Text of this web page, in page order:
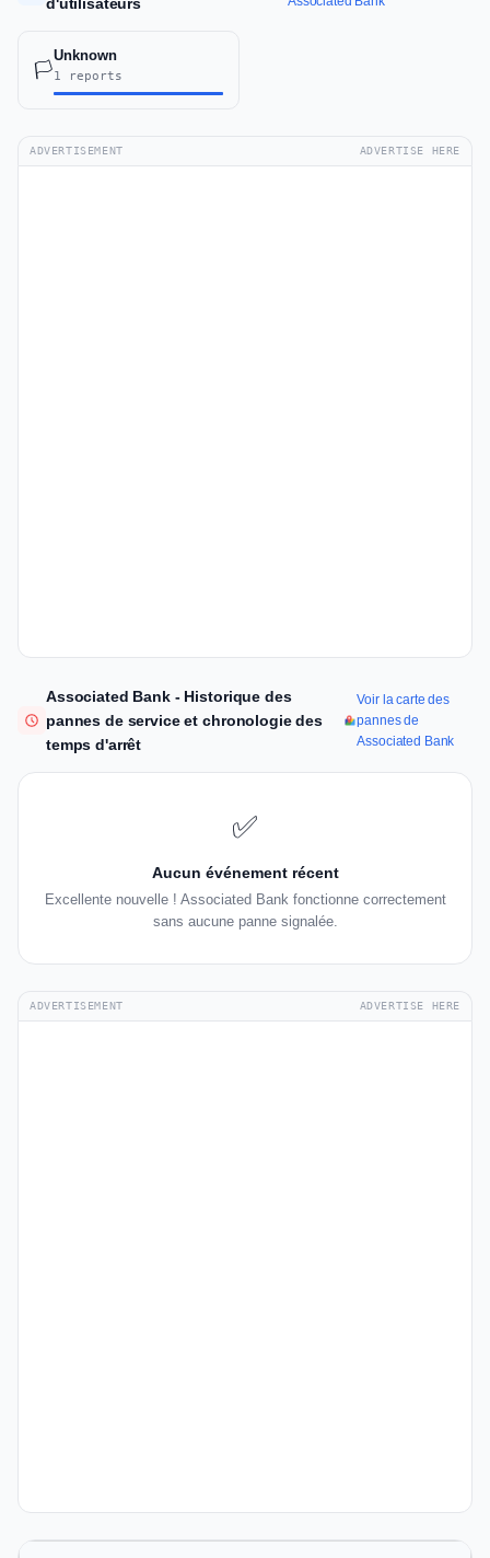
d'utilisateurs
🏳️
Unknown
1 reports
ADVERTISEMENT ADVERTISE HERE
Associated Bank - Historique des
pannes de service et chronologie des
temps d'arrêt
Voir la carte des
pannes de
Associated Bank
✅
Aucun événement récent
Excellente nouvelle ! Associated Bank fonctionne correctement
sans aucune panne signalée.
ADVERTISEMENT ADVERTISE HERE